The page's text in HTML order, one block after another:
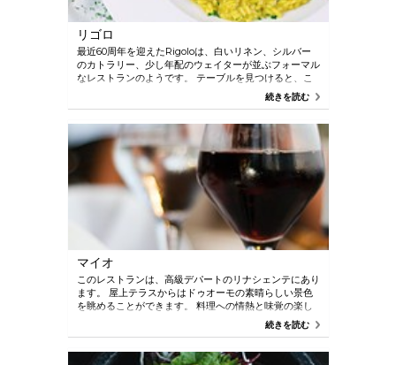
リゴロ
最近60周年を迎えたRigoloは、白いリネン、シルバー
のカトラリー、少し年配のウェイターが並ぶフォーマル
なレストランのようです。 テーブルを見つけると、こ
こが暖かくフレンドリーな場所であることがすぐにわか
ります。 料理はトスカーナで、メニューには伝統的な
イノシシソースのパッパルデッレやリゾットを添えたオ
ッソブーコなどの料理をお試しください。
続きを読む
マイオ
このレストランは、高級デパートのリナシェンテにあり
ます。 屋上テラスからはドゥオーモの素晴らしい景色
を眺めることができます。 料理への情熱と味覚の楽し
さが最大限に発揮される、おいしい料理に特化した特別
な場所です。 マイオは華やかなミラノの新しいランド
続きを読む